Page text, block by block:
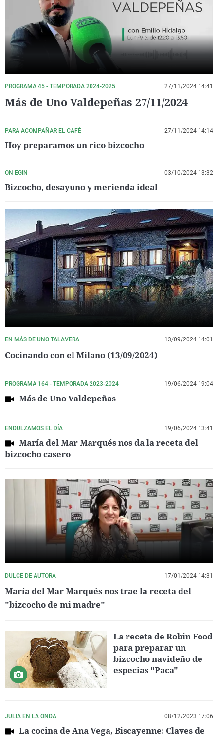
La rosa de los vientos
Como el perro y el
Caso
Equipo de
Extremadura
La Rioja
País Vasco
Virales
Elecciones
PROGRAMA 45 - TEMPORADA 2024-2025 27/11/2024 14:41
Más de Uno Valdepeñas 27/11/2024
PARA ACOMPAÑAR EL CAFÉ 27/11/2024 14:14
Hoy preparamos un rico bizcocho
ON EGIN 03/10/2024 13:32
Bizcocho, desayuno y merienda ideal
EN MÁS DE UNO TALAVERA 13/09/2024 14:01
Cocinando con el Milano (13/09/2024)
PROGRAMA 164 - TEMPORADA 2023-2024 19/06/2024 19:04
Más de Uno Valdepeñas
ENDULZAMOS EL DÍA 19/06/2024 13:41
María del Mar Marqués nos da la receta del
bizcocho casero
DULCE DE AUTORA 17/01/2024 14:31
María del Mar Marqués nos trae la receta del
"bizcocho de mi madre"
La receta de Robin Food
para preparar un
bizcocho navideño de
especias "Paca"
JULIA EN LA ONDA 08/12/2023 17:06
La cocina de Ana Vega, Biscayenne: Claves de